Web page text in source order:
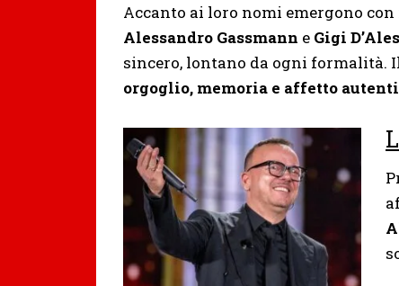
Accanto ai loro nomi emergono
Alessandro Gassmann e Gigi
sincero, lontano da ogni formalità.
orgoglio, memoria e affetto